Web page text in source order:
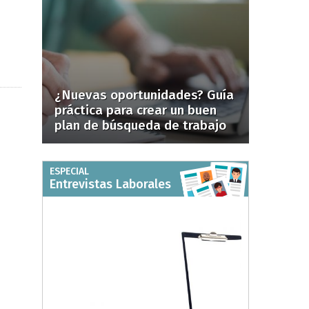
¿Nuevas oportunidades? Guía
práctica para crear un buen
plan de búsqueda de trabajo
ESPECIAL
Entrevistas Laborales